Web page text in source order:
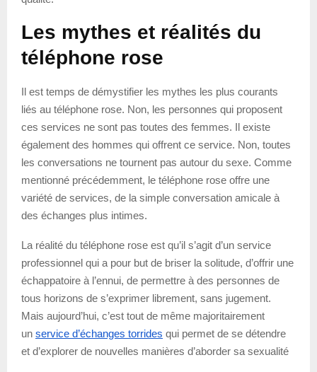
Les mythes et réalités du
téléphone rose
Il est temps de démystifier les mythes les plus courants
liés au téléphone rose. Non, les personnes qui proposent
ces services ne sont pas toutes des femmes. Il existe
également des hommes qui offrent ce service. Non, toutes
les conversations ne tournent pas autour du sexe. Comme
mentionné précédemment, le téléphone rose offre une
variété de services, de la simple conversation amicale à
des échanges plus intimes.
La réalité du téléphone rose est qu’il s’agit d’un service
professionnel qui a pour but de briser la solitude, d’offrir une
échappatoire à l’ennui, de permettre à des personnes de
tous horizons de s’exprimer librement, sans jugement.
Mais aujourd’hui, c’est tout de même majoritairement
un service d’échanges torrides qui permet de se détendre
et d’explorer de nouvelles manières d’aborder sa sexualité